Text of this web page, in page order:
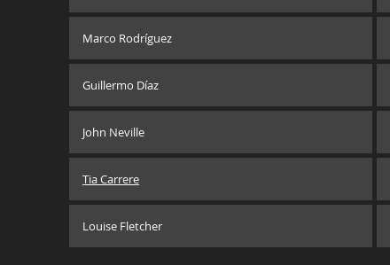
Marco Rodríguez
Guillermo Díaz
John Neville
Tia Carrere
Louise Fletcher